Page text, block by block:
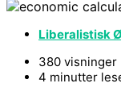
Liberalistisk
380 visninger
4 minutter